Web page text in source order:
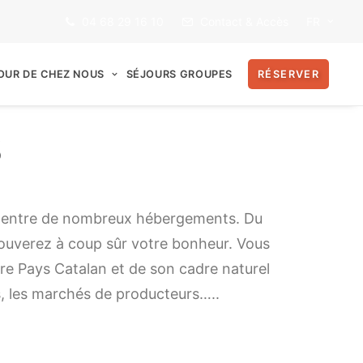
RÉSERVER
DE CHEZ NOUS SÉJOURS GROUPES
de nombreux hébergements. Du
à coup sûr votre bonheur. Vous
Pays Catalan et de son cadre naturel
les marchés de producteurs…..